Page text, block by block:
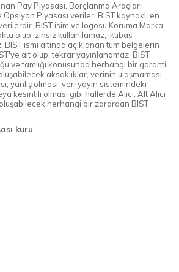
Pay Piyasası, Borçlanma Araçları
Opsiyon Piyasası verileri BIST kaynaklı en
BIST isim ve logosu Koruma Marka
olup izinsiz kullanılamaz, iktibas
ismi altında açıklanan tüm belgelerin
ait olup, tekrar yayınlanamaz. BIST,
ve tamlığı konusunda herhangi bir garanti
aksaklıklar, verinin ulaşmaması,
yanlış olması, veri yayın sistemindeki
kesintili olması gibi hallerde Alıcı, Alt Alıcı
herhangi bir zarardan BIST
kuru